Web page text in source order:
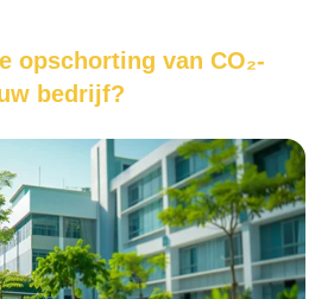
opschorting van CO₂-
bedrijf?